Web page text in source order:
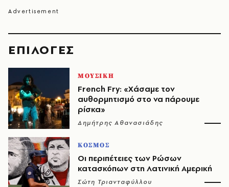
EΠΙΛΟΓΈΣ
ΜΟΥΣΙΚΗ
French Fry: «Χάσαμε τον
αυθορμητισμό στο να πάρουμε
ρίσκα»
Δημήτρης Αθανασιάδης
ΚΟΣΜΟΣ
Οι περιπέτειες των Ρώσων
κατασκόπων στη Λατινική Αμερική
Σώτη Τριανταφύλλου